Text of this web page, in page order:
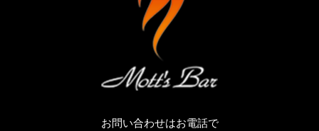
お問い合わせはお電話で